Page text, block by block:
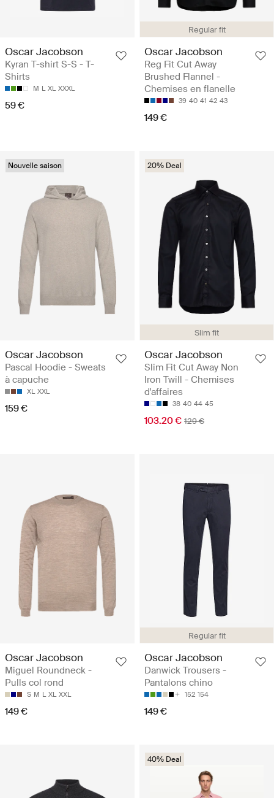
Oscar Jacobson
Kyran T-shirt S-S - T-
Shirts
M L XL XXXL
59 €
Regular fit
Oscar Jacobson
Reg Fit Cut Away
Brushed Flannel -
Chemises en flanelle
39 40 41 42 43
149 €
Nouvelle saison
Oscar Jacobson
Pascal Hoodie - Sweats
à capuche
XL XXL
159 €
Slim fit
20% Deal
Oscar Jacobson
Slim Fit Cut Away Non
Iron Twill - Chemises
d'affaires
38 40 44 45
103.20 € 129 €
Oscar Jacobson
Miguel Roundneck -
Pulls col rond
S M L XL XXL
149 €
Regular fit
Oscar Jacobson
Danwick Trousers -
Pantalons chino
152 154
149 €
40% Deal